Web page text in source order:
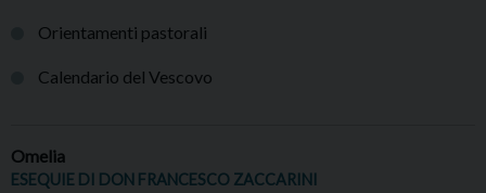
Orientamenti pastorali
Calendario del Vescovo
Omelia
ESEQUIE DI DON FRANCESCO ZACCARINI